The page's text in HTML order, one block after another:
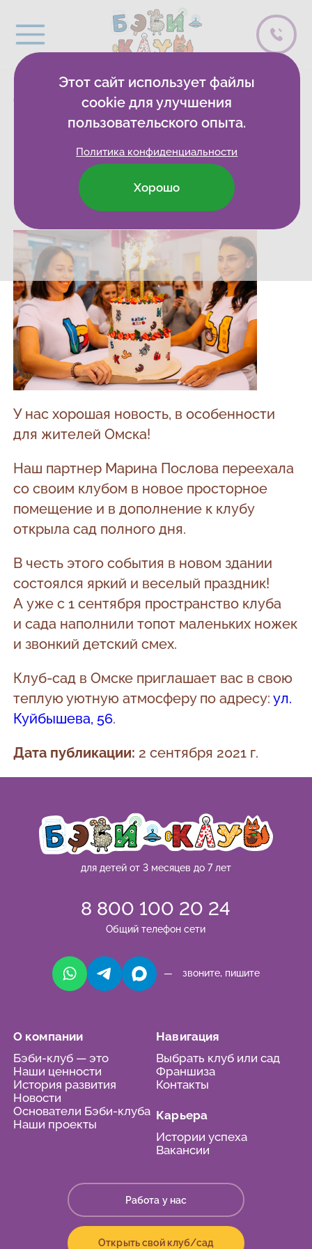
ТЕПЕРЬ В ОМСКЕ
ЕСТЬ БЭБИ-САД
ПОЛНОГО ДНЯ
У нас хорошая новость, в особенности
для жителей Омска!
Наш партнер Марина Послова переехала
со своим клубом в новое просторное
помещение и в дополнение к клубу
открыла сад полного дня.
В честь этого события в новом здании
состоялся яркий и веселый праздник!
А уже с 1 сентября пространство клуба
и сада наполнили топот маленьких ножек
и звонкий детский смех.
Клуб-сад в Омске приглашает вас в свою
теплую уютную атмосферу по адресу: ул.
Куйбышева, 56.
Дата публикации: 2 сентября 2021 г.
для детей от 3 месяцев до 7 лет
8 800 100 20 24
Общий телефон сети
— звоните, пишите
О компании
Бэби-клуб — это
Наши ценности
История развития
Новости
Основатели Бэби-клуба
Наши проекты
Навигация
Выбрать клуб или сад
Франшиза
Контакты
Карьера
Истории успеха
Вакансии
Работа у нас
Открыть свой клуб/сад
Этот сайт использует файлы
cookie для улучшения
пользовательского опыта.
Политика конфиденциальности
Хорошо